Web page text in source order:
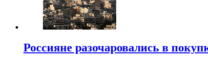
Россияне разочаровались в